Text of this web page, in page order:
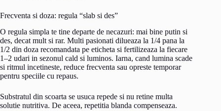
Frecventa si doza: regula “slab si des”
O regula simpla te tine departe de necazuri: mai bine putin si
des, decat mult si rar. Multi pasionati dilueaza la 1/4 pana la
1/2 din doza recomandata pe eticheta si fertilizeaza la fiecare
1–2 udari in sezonul cald si luminos. Iarna, cand lumina scade
si ritmul incetineste, reduce frecventa sau opreste temporar
pentru speciile cu repaus.
Substratul din scoarta se usuca repede si nu retine multa
solutie nutritiva. De aceea, repetitia blanda compenseaza.